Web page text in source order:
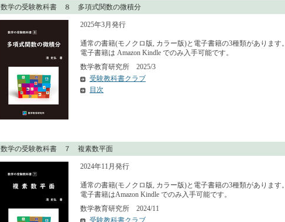
数学の受験教科書 ８ 多項式関数の微積分
2025年3月発行
通常の書籍(モノクロ版, カラー版)と電子書籍の3種類があります。
電子書籍は Amazon Kindle でのみ入手可能です。
数学教育研究所 2025/3
受験教科書クラブ
目次
数学の受験教科書 ７ 複素数平面
2024年11月発行
通常の書籍(モノクロ版, カラー版)と電子書籍の3種類があります。
電子書籍はAmazon Kindle でのみ入手可能です。
数学教育研究所 2024/11
受験教科書クラブ